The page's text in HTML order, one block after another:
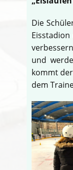
Die
und
kommt
dem